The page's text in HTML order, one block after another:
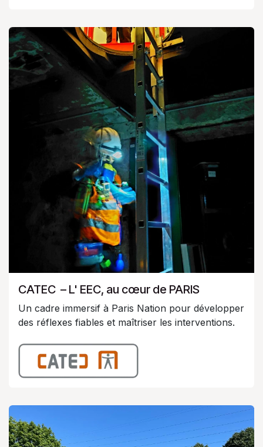
CATEC – L' EEC, au cœur de PARIS
Un cadre immersif à Paris Nation pour développer
des réflexes fiables et maîtriser les interventions.